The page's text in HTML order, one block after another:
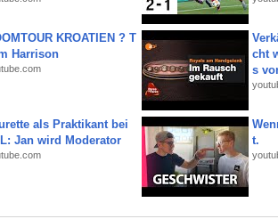
KROATIEN ? T
Harrison
cht
s
als Praktikant bei
Jan wird Moderator
t.